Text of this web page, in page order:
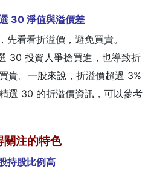
30 淨值與溢價差
看看折溢價，避免買貴。
30 投資人爭搶買進，也導致折
貴。一般來說，折溢價超過 3%
選 30 的折溢價資訊，可以參考
關注的特色
持股比例高